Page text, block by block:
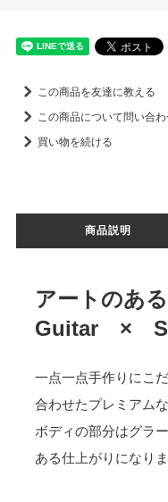
この商品を友達に教える
この商品について問い合わ
買い物を続ける
商品説明
アートのあ
Guitar ×
一点一点手作りにこ
合わせたプレミアムな
ボディの部分はグラ
ある仕上がりになりま